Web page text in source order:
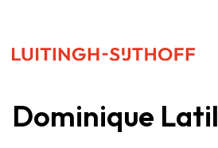
Dominique Latil